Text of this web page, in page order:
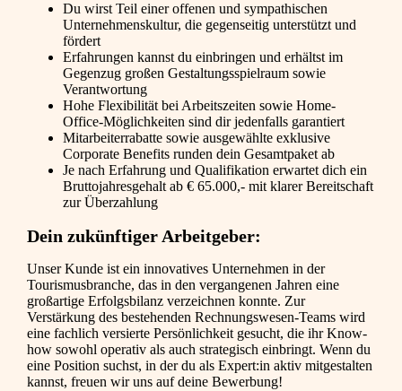
Du wirst Teil einer offenen und sympathischen
Unternehmenskultur, die gegenseitig unterstützt und
fördert
Erfahrungen kannst du einbringen und erhältst im
Gegenzug großen Gestaltungsspielraum sowie
Verantwortung
Hohe Flexibilität bei Arbeitszeiten sowie Home-
Office-Möglichkeiten sind dir jedenfalls garantiert
Mitarbeiterrabatte sowie ausgewählte exklusive
Corporate Benefits runden dein Gesamtpaket ab
Je nach Erfahrung und Qualifikation erwartet dich ein
Bruttojahresgehalt ab € 65.000,- mit klarer Bereitschaft
zur Überzahlung
Dein zukünftiger Arbeitgeber:
Unser Kunde ist ein innovatives Unternehmen in der
Tourismusbranche, das in den vergangenen Jahren eine
großartige Erfolgsbilanz verzeichnen konnte. Zur
Verstärkung des bestehenden Rechnungswesen-Teams wird
eine fachlich versierte Persönlichkeit gesucht, die ihr Know-
how sowohl operativ als auch strategisch einbringt. Wenn du
eine Position suchst, in der du als Expert:in aktiv mitgestalten
kannst, freuen wir uns auf deine Bewerbung!